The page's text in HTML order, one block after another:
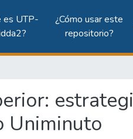
es UTP-
¿Cómo usar este
repositorio?
Uniminuto